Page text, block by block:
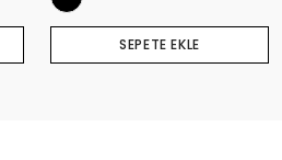
SEPETE EKLE